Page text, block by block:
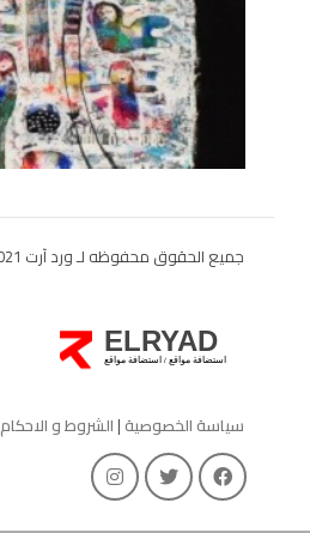
جميع الحقوق محفوظه لـ ورد آرت 2021
ELRYAD
استضافة مواقع / استضافة مواقع
سياسة الخصوصية | الشروط و الاحكام